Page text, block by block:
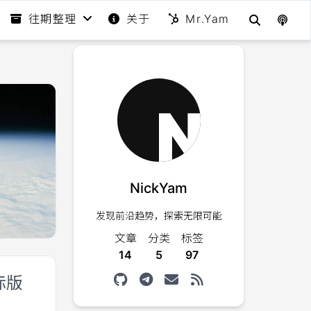
往期整理 关于 Mr.Yam
版
NickYam
发现前沿趋势，探索无限可能
文章
14
分类
5
标签
97